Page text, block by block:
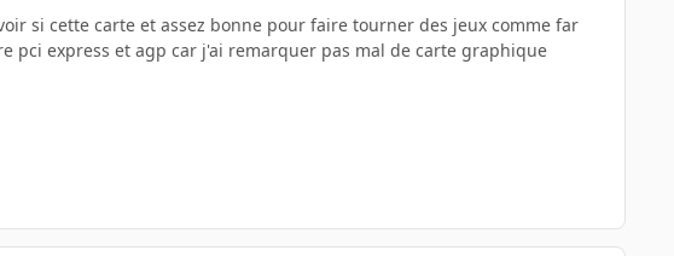
si cette carte et assez bonne pour faire tourner des jeux comme far
pci express et agp car j'ai remarquer pas mal de carte graphique